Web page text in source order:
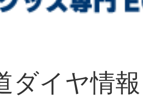
ダイヤ情